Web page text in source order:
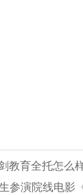
参演院线电影